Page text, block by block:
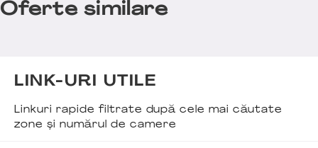
Oferte similare
LINK-URI UTILE
Linkuri rapide filtrate după cele mai căutate
zone și numărul de camere